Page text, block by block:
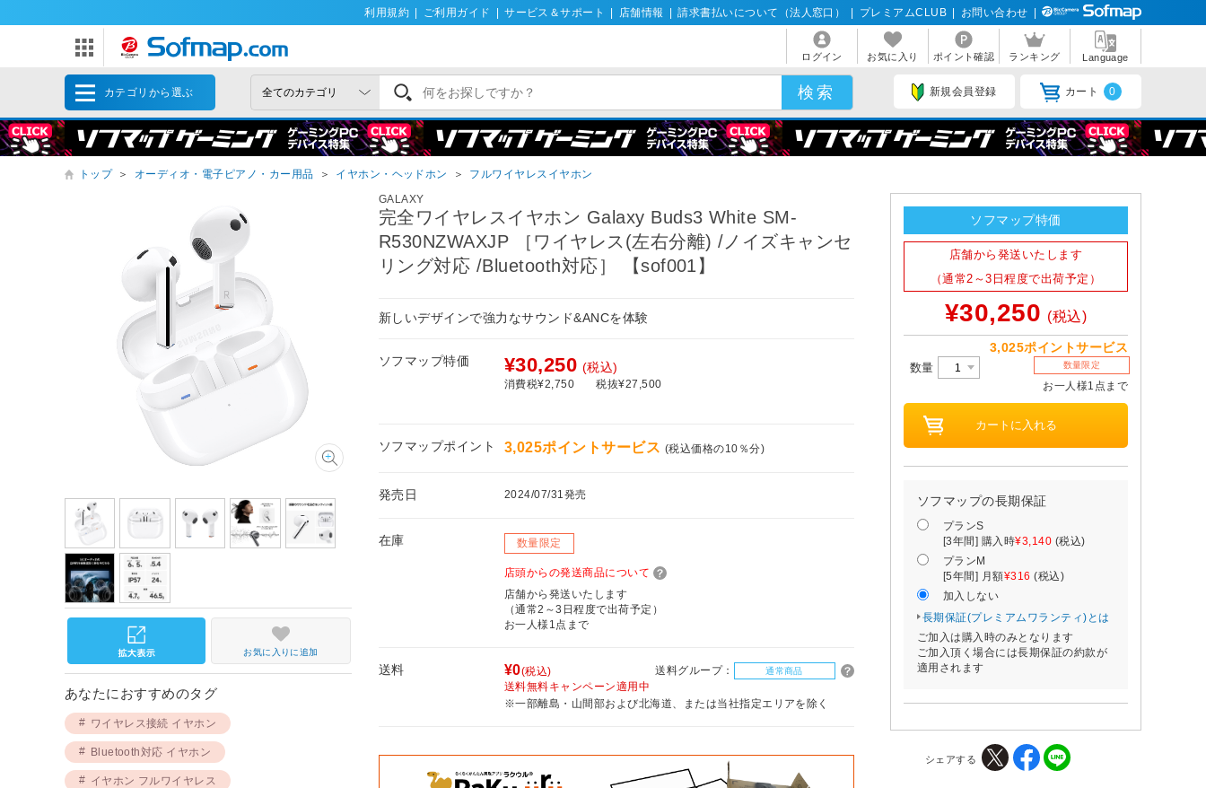
利用規約 ご利用ガイド サービス＆サポート 店舗情報 請求書払いについて（法人窓口） プレミアムCLUB お問い合わせ
ログイン お気に入り ポイント確認 ランキング Language
カテゴリから選ぶ 新規会員登録 カート 0
トップ ＞ オーディオ・電子ピアノ・カー用品 ＞ イヤホン・ヘッドホン ＞
フルワイヤレスイヤホン
GALAXY
完全ワイヤレスイヤホン Galaxy Buds3 White SM-
R530NZWAXJP ［ワイヤレス(左右分離) /ノイズキャンセ
リング対応 /Bluetooth対応］ 【sof001】
新しいデザインで強力なサウンド&ANCを体験
ソフマップ特価 ¥30,250 (税込)
消費税¥2,750 税抜¥27,500
ソフマップポイント 3,025ポイントサービス (税込価格の10％分)
発売日 2024/07/31発売
在庫 数量限定
店頭からの発送商品について
店舗から発送いたします
（通常2～3日程度で出荷予定）
お一人様1点まで
送料 ¥0(税込) 送料グループ： 通常商品
送料無料キャンペーン適用中
※一部離島・山間部および北海道、または当社指定エリアを除く
お気に入りに追加
あなたにおすすめのタグ
ワイヤレス接続 イヤホン
Bluetooth対応 イヤホン
イヤホン フルワイヤレス
ソフマップ特価
店舗から発送いたします
（通常2～3日程度で出荷予定）
¥30,250 (税込)
3,025ポイントサービス
数量 数量限定
お一人様1点まで
ソフマップの長期保証
プランS
[3年間] 購入時¥3,140 (税込)
プランM
[5年間] 月額¥316 (税込)
加入しない
長期保証(プレミアムワランティ)とは
ご加入は購入時のみとなります
ご加入頂く場合には長期保証の約款が
適用されます
シェアする